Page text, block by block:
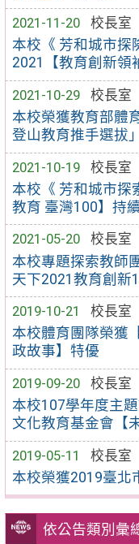
2021-11-20
校長室
本校《 芳和城市探
2021【教育創新領
2021-10-29
校長室
本校榮獲教育部體
登山教育推手選拔
2021-10-19
校長室
本校《 芳和城市探
教育 臺灣100】持
2021-05-20
校長室
本校專題探索教師
天下2021教育創新
2019-10-21
校長室
本校體育團隊榮獲
政故事】特優
2019-09-20
校長室
本校107學年度主
文化教育基金會【
2019-05-11
校長室
本校榮獲2019臺北
依公告類別彙